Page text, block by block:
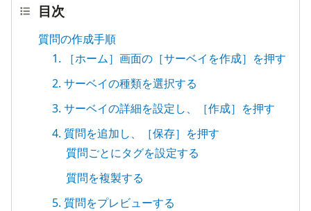
目次
質問の作成手順
1. ［ホーム］画面の［サーベイを作成］を押す
2. サーベイの種類を選択する
3. サーベイの詳細を設定し、［作成］を押す
4. 質問を追加し、［保存］を押す
質問ごとにタグを設定する
質問を複製する
5. 質問をプレビューする